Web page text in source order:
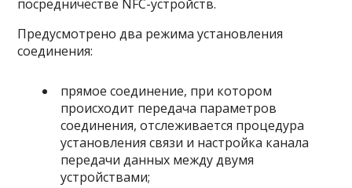
посредничестве NFC-устройств.
Предусмотрено два режима установления
соединения:
прямое соединение, при котором
происходит передача параметров
соединения, отслеживается процедура
установления связи и настройка канала
передачи данных между двумя
устройствами;